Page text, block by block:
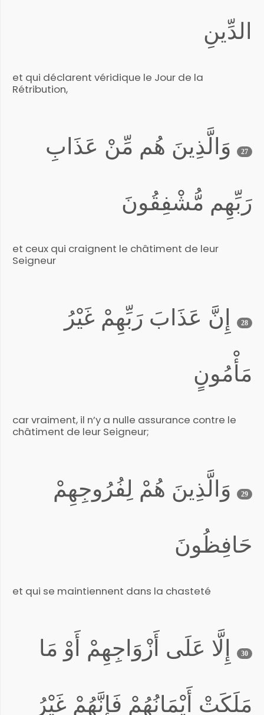
الدِّينِ
et qui déclarent véridique le Jour de la
Rétribution,
27 وَالَّذِينَ هُم مِّنْ عَذَابِ
رَبِّهِم مُّشْفِقُونَ
et ceux qui craignent le châtiment de leur
Seigneur
28 إِنَّ عَذَابَ رَبِّهِمْ غَيْرُ
مَأْمُونٍ
car vraiment, il n’y a nulle assurance contre le
châtiment de leur Seigneur;
29 وَالَّذِينَ هُمْ لِفُرُوجِهِمْ
حَافِظُونَ
et qui se maintiennent dans la chasteté
30 إِلَّا عَلَى أَزْوَاجِهِمْ أَوْ مَا
مَلَكَتْ أَيْمَانُهُمْ فَإِنَّهُمْ غَيْرُ